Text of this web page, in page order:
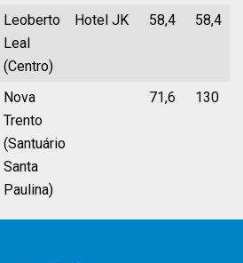
Leoberto
Leal
(Centro)
Hotel JK 58,4 58,4
Nova
Trento
(Santuário
Santa
Paulina)
71,6 130